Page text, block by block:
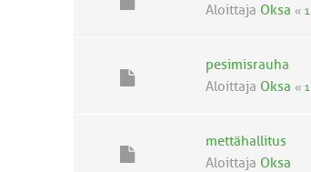
Aloittaja Oksa « 1
pesimisrauha
Aloittaja Oksa « 1
mettähallitus
Aloittaja Oksa